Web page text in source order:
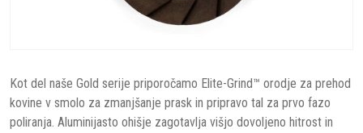
Kot del naše Gold serije priporočamo Elite-Grind™ orodje za prehod
kovine v smolo za zmanjšanje prask in pripravo tal za prvo fazo
poliranja. Aluminijasto ohišje zagotavlja višjo dovoljeno hitrost in